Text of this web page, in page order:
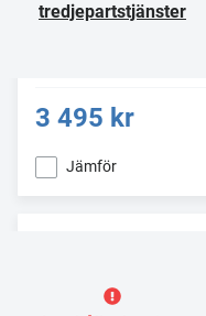
tredjepartstjänster
3 495 kr
Jämför